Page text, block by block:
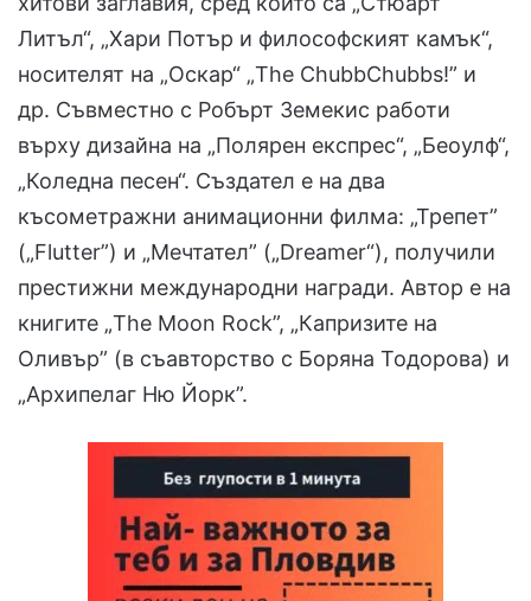
Литъл“, „Хари Потър и философският камък“,
носителят на „Оскар“ „The ChubbChubbs!” и
др. Съвместно с Робърт Земекис работи
върху дизайна на „Полярен експрес“, „Беоулф“,
„Коледна песен“. Създател е на два
късометражни анимационни филма: „Трепет”
(„Flutter”) и „Мечтател” („Dreamer“), получили
престижни международни награди. Автор е на
книгите „The Moon Rock”, „Капризите на
Оливър” (в съавторство с Боряна Тодорова) и
„Архипелаг Ню Йорк”.